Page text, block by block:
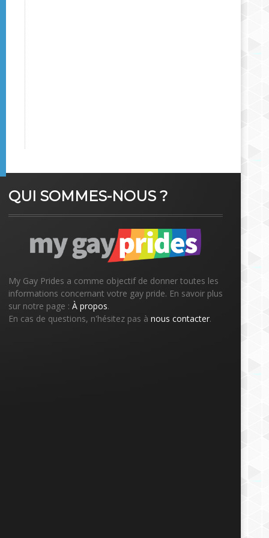
QUI SOMMES-NOUS ?
My Gay Prides a comme objectif de donner toutes les
informations concernant votre gay pride. En savoir plus
sur notre page : À propos.
En cas de questions, n'hésitez pas à nous contacter.